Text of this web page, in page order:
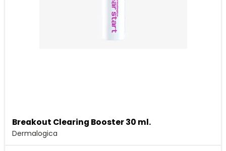
Breakout Clearing Booster 30 ml.
Dermalogica